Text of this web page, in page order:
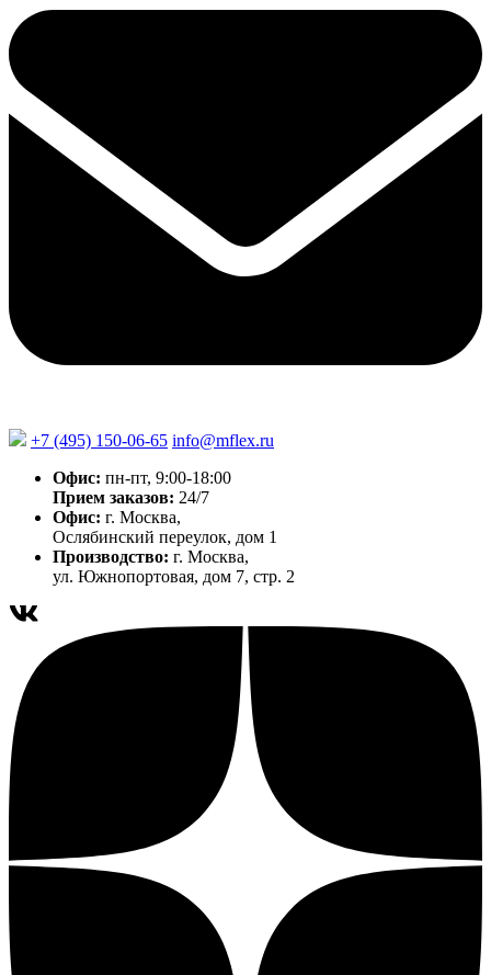
+7 (495) 150-06-65 info@mflex.ru
Офис: пн-пт, 9:00-18:00
Прием заказов: 24/7
Офис: г. Москва,
Ослябинский переулок, дом 1
Производство: г. Москва,
ул. Южнопортовая, дом 7, стр. 2